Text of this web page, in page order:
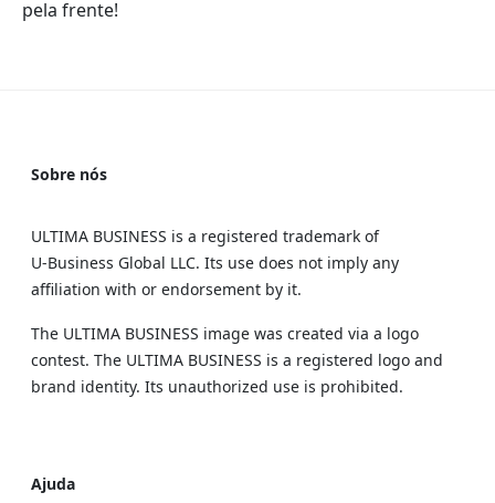
pela frente!
Sobre nós
ULTIMA BUSINESS is a registered trademark of
U‑Business Global LLC. Its use does not imply any
affiliation with or endorsement by it.
The ULTIMA BUSINESS image was created via a logo
contest. The ULTIMA BUSINESS is a registered logo and
brand identity. Its unauthorized use is prohibited.
Ajuda